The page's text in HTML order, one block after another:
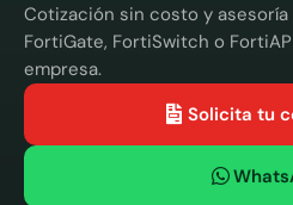
Cotización sin costo y
FortiGate, FortiSwitch o
empresa.
Solicita tu